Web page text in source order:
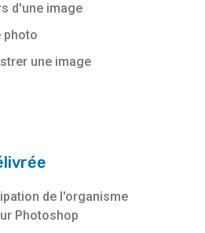
d'une image
photo
une image
de l'organisme
Photoshop